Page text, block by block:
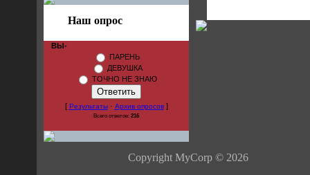
Наш опрос
ВЫ-
ПАРЕНЬ
ДЕВУШКА
ТОЧНО НЕ ЗНАЮ
[ Результаты· Архив опросов]
Всего ответов: 216
Copyright MyCorp © 2026